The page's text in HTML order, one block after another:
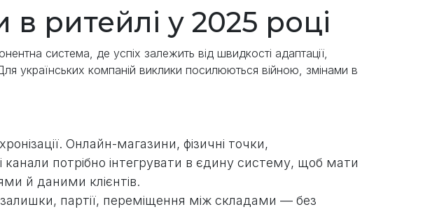
ритейлі у 2025 році
система, де успіх залежить від швидкості адаптації,
українських компаній виклики посилюються війною, змінами в
Онлайн-магазини, фізичні точки,
потрібно інтегрувати в єдину систему, щоб мати
й даними клієнтів.
партії, переміщення між складами — без